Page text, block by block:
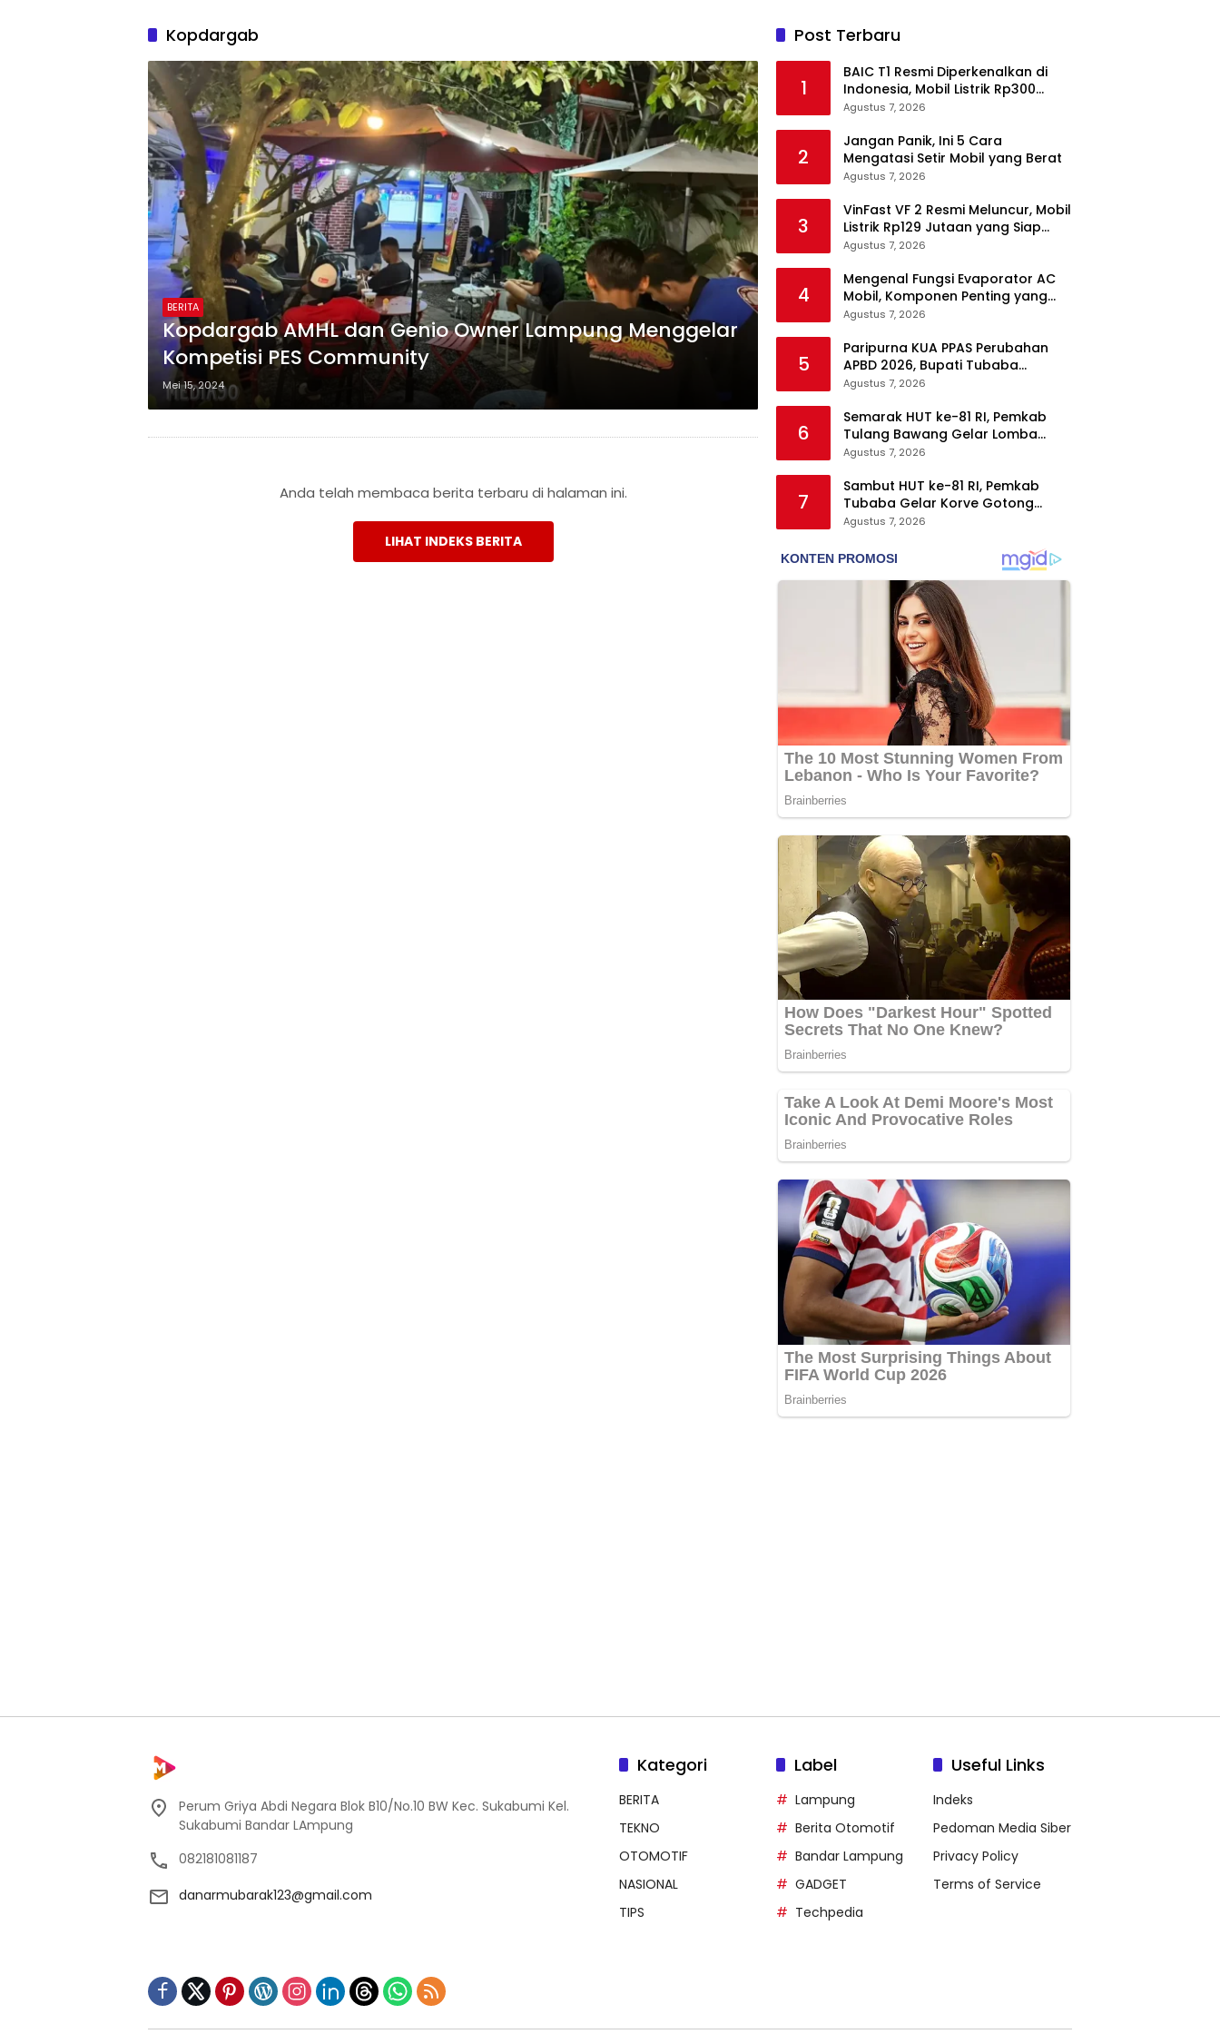
Kopdargab
BERITA
Kopdargab AMHL dan Genio Owner Lampung Menggelar
Kompetisi PES Community
Mei 15, 2024
Anda telah membaca berita terbaru di halaman ini.
LIHAT INDEKS BERITA
Post Terbaru
1
BAIC T1 Resmi Diperkenalkan di
Indonesia, Mobil Listrik Rp300
Jutaan Siap Ramaikan Pasar EV
Agustus 7, 2026
2
Jangan Panik, Ini 5 Cara
Mengatasi Setir Mobil yang Berat
Agustus 7, 2026
3
VinFast VF 2 Resmi Meluncur, Mobil
Listrik Rp129 Jutaan yang Siap
Jadi Alternatif Pengganti Motor
Agustus 7, 2026
4
Mengenal Fungsi Evaporator AC
Mobil, Komponen Penting yang
Sering Terlupakan
Agustus 7, 2026
5
Paripurna KUA PPAS Perubahan
APBD 2026, Bupati Tubaba
Targetkan Pendapatan Daerah
Agustus 7, 2026
6
Semarak HUT ke-81 RI, Pemkab
Tulang Bawang Gelar Lomba
Senam Udang Manis
Agustus 7, 2026
7
Sambut HUT ke-81 RI, Pemkab
Tubaba Gelar Korve Gotong
Royong dan Bersih-Bersih
Agustus 7, 2026
Perum Griya Abdi Negara Blok B10/No.10 BW Kec. Sukabumi Kel.
Sukabumi Bandar LAmpung
082181081187
danarmubarak123@gmail.com
Kategori
BERITA
TEKNO
OTOMOTIF
NASIONAL
TIPS
Label
Lampung
Berita Otomotif
Bandar Lampung
GADGET
Techpedia
Useful Links
Indeks
Pedoman Media Siber
Privacy Policy
Terms of Service